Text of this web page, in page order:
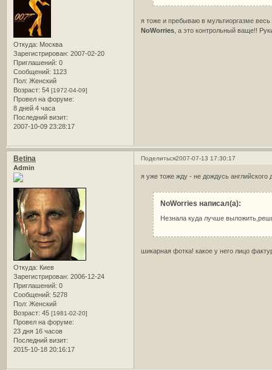
Откуда: Москва
Зарегистрирован: 2007-02-20
Приглашений: 0
Сообщений: 1123
Пол: Женский
Возраст: 54 [1972-04-09]
Провел на форуме:
8 дней 4 часа
Последний визит:
2007-10-09 23:28:17
я тоже и пребываю в мультиоргазме весь
NoWorries , а это контрольный ваще!!
Поделиться2007-07-13 17:30:17
Betina
Admin
Откуда: Киев
Зарегистрирован: 2006-12-24
Приглашений: 0
Сообщений: 5278
Пол: Женский
Возраст: 45 [1981-02-20]
Провел на форуме:
23 дня 16 часов
Последний визит:
2015-10-18 20:16:17
я уже тоже жду - не дождусь
NoWorries написал(а):
Незнала куда лучше
шикарная фотка! какое у него лицо